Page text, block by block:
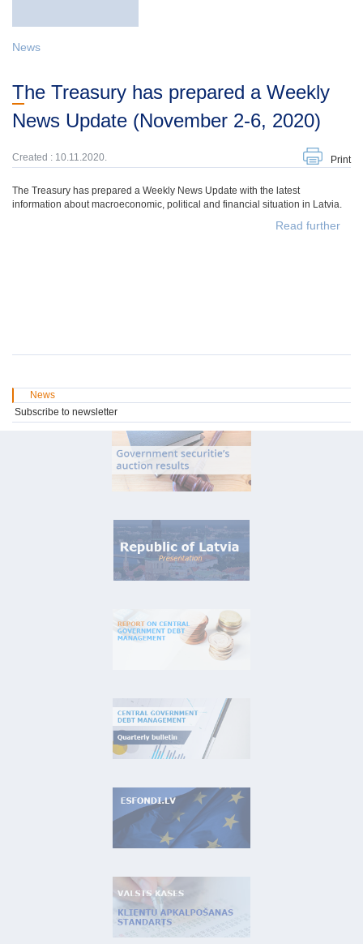
News
The Treasury has prepared a Weekly
News Update (November 2-6, 2020)
Created : 10.11.2020. Print
The Treasury has prepared a Weekly News Update with the latest
information about macroeconomic, political and financial situation in Latvia.
Read further
News
Subscribe to newsletter